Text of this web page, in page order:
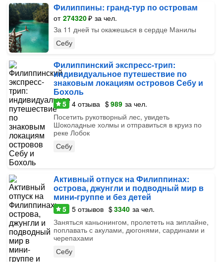
Филиппины: гранд-тур по островам
от 274320₽ за чел.
За 11 дней ты окажешься в сердце Манилы
Себу
Филиппинский экспресс-трип:
индивидуальное путешествие по
знаковым локациям островов Себу и
Бохоль
5 4 отзыва $989 за чел.
Посетить рукотворный лес, увидеть
Шоколадные холмы и отправиться в круиз по
реке Лобок
Себу
Активный отпуск на Филиппинах:
острова, джунгли и подводный мир в
мини-группе и без детей
5 5 отзывов $3340 за чел.
Заняться каньонингом, пролететь на зиплайне,
поплавать с акулами, дюгонями, сардинами и
черепахами
Себу